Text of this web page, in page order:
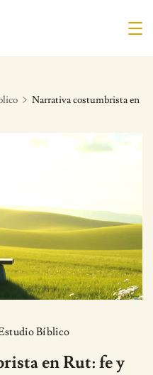
Narrativa costumbrista en
Bíblico
en Rut: fe y